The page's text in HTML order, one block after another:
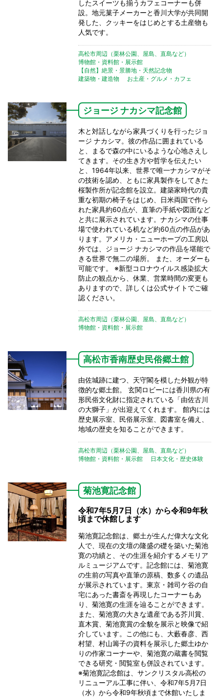
したスイーツも揃うカフェコーナーも併
設。地元菓子メーカーと香川大学が共同開
発した、クッキーをはじめとする土産物も
人気です。
高松市周辺（栗林公園、屋島、直島など）
博物館・資料館・展示館
【自然】絶景・景勝地・天然記念物
建築物・建造物
お土産・グルメ・カフェ
ジョージ ナカシマ記念館
木と対話しながら家具づくりを行ったジョ
ージ ナカシマ。彼の作品に囲まれている
と、まるで森の中にいるような心地さえし
てきます。その生き方や哲学を伝えたい
と、1964年以来、世界で唯一ナカシマがそ
の技術を認め、ともに家具製作をしてきた
桜製作所が記念館を設立。建築家時代の貴
重な初期の椅子をはじめ、日米両国で作ら
れた家具約60点が、直筆の手紙や図面など
と共に展示されています。ナカシマの仕事
場で使われている机など約60点の作品があ
ります。アメリカ・ニューホープの工房以
外では、ジョージ ナカシマの作品を堪能で
きる世界で無二の場所。 また、オーダーも
可能です。 ※新型コロナウイルス感染拡大
防止の観点から、休業、営業時間の変更も
ありますので、詳しくは公式サイトでご確
認ください。
高松市周辺（栗林公園、屋島、直島など）
博物館・資料館・展示館
高松市香南歴史民俗郷土館
由佐城跡に建つ、天守閣を模した外観が特
徴的な郷土館。 玄関ロビーには香川県の有
形民俗文化財に指定されている「由佐古川
の大獅子」が出迎えてくれます。 館内には
歴史展示室、民俗展示室、図書室を備え、
地域の歴史を知ることができます。
高松市周辺（栗林公園、屋島、直島など）
博物館・資料館・展示館
日本文化・歴史体験
菊池寛記念館
令和7年5月7日（水）から令和9年秋
頃まで休館します
菊池寛記念館は、郷土が生んだ偉大な文化
人で、現在の文壇の隆盛の礎を築いた菊池
寛の功績と、その生涯を紹介するメモリア
ルミュージアムです。記念館には、菊池寛
の生前の写真や直筆の原稿、数多くの遺品
が展示されています。東京・雑司ケ谷の自
宅にあった書斎を再現したコーナーもあ
り、菊池寛の生涯を辿ることができます。
また、菊池寛の大きな遺産である芥川賞、
直木賞、菊池寛賞の全貌を展示と映像で紹
介しています。この他にも、大藪春彦、西
村望、村山籌子の資料を展示した郷土ゆか
りの作家コーナーや、菊池寛の蔵書を閲覧
できる研究・閲覧室も併設されています。
※菊池寛記念館は、サンクリスタル高松の
リニューアル工事に伴い、令和7年5月7日
（水）から令和9年秋頃まで休館いたしま